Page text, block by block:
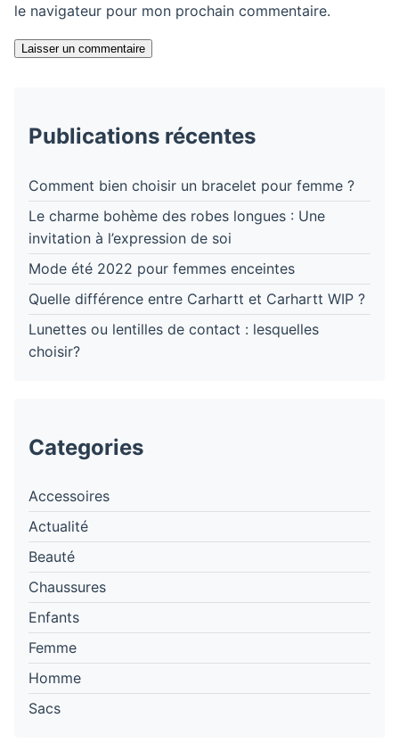
le navigateur pour mon prochain commentaire.
Laisser un commentaire
Publications récentes
Comment bien choisir un bracelet pour femme ?
Le charme bohème des robes longues : Une
invitation à l’expression de soi
Mode été 2022 pour femmes enceintes
Quelle différence entre Carhartt et Carhartt WIP ?
Lunettes ou lentilles de contact : lesquelles
choisir?
Categories
Accessoires
Actualité
Beauté
Chaussures
Enfants
Femme
Homme
Sacs